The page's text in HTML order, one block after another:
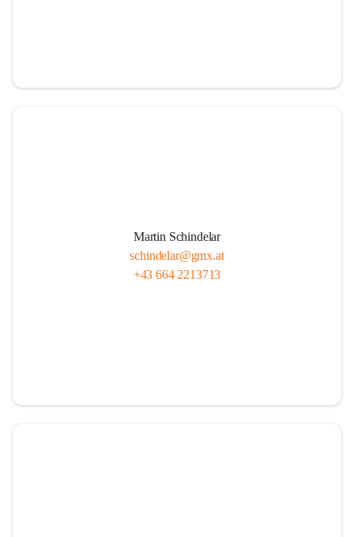
Martin Schindelar
schindelar@gmx.at
+43 664 2213713